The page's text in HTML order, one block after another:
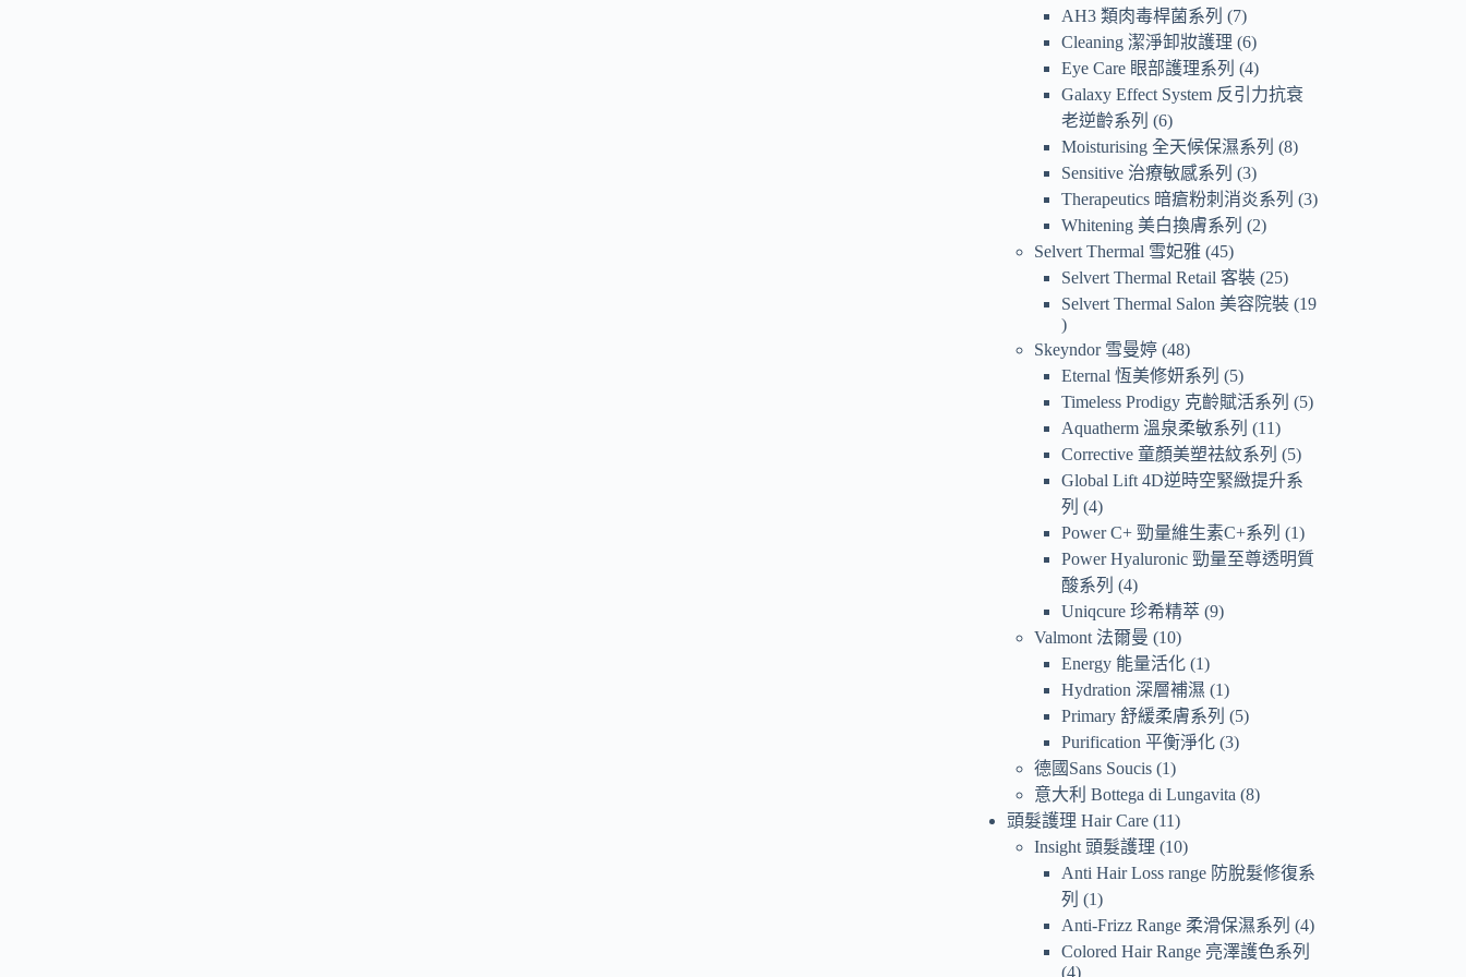
AH3 類肉毒桿菌系列
7
Cleaning 潔淨卸妝護理 6
Eye Care 眼部護理系列
4
Galaxy Effect System 反引力抗衰
老逆齡系列
6
Moisturising 全天候保濕系列
8
Sensitive 治療敏感系列
3
Therapeutics 暗瘡粉刺消炎系列
3
Whitening 美白換膚系列
2
Selvert Thermal 雪妃雅 45
Selvert Thermal Retail 客裝 25
Selvert Thermal Salon 美容院裝 19
Skeyndor 雪曼婷 48
Eternal 恆美修妍系列
5
Timeless Prodigy 克齡賦活系列
5
Aquatherm 溫泉柔敏系列
11
Corrective 童顏美塑祛紋系列
5
Global Lift 4D逆時空緊緻提升系
列
4
Power C+ 勁量維生素C+系列
1
Power Hyaluronic 勁量至尊透明質
酸系列
4
Uniqcure 珍希精萃 9
Valmont 法爾曼
10
Energy 能量活化 1
Hydration 深層補濕
1
Primary 舒緩柔膚系列
5
Purification 平衡淨化 3
德國Sans Soucis 1
意大利 Bottega di Lungavita 8
頭髮護理 Hair Care 11
Insight 頭髮護理
10
Anti Hair Loss range 防脫髮修復系
列
1
Anti-Frizz Range 柔滑保濕系列
4
Colored Hair Range 亮澤護色系列
4